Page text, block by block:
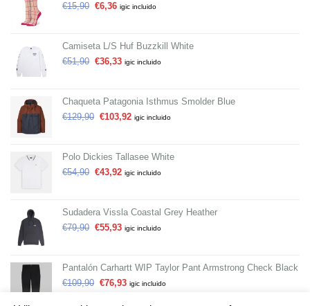
€15,90 €6,36 igic incluido
Camiseta L/S Huf Buzzkill White
€51,90 €36,33 igic incluido
Chaqueta Patagonia Isthmus Smolder Blue
€129,90 €103,92 igic incluido
Polo Dickies Tallasee White
€54,90 €43,92 igic incluido
Sudadera Vissla Coastal Grey Heather
€79,90 €55,93 igic incluido
Pantalón Carhartt WIP Taylor Pant Armstrong Check Black
€109,90 €76,93 igic incluido